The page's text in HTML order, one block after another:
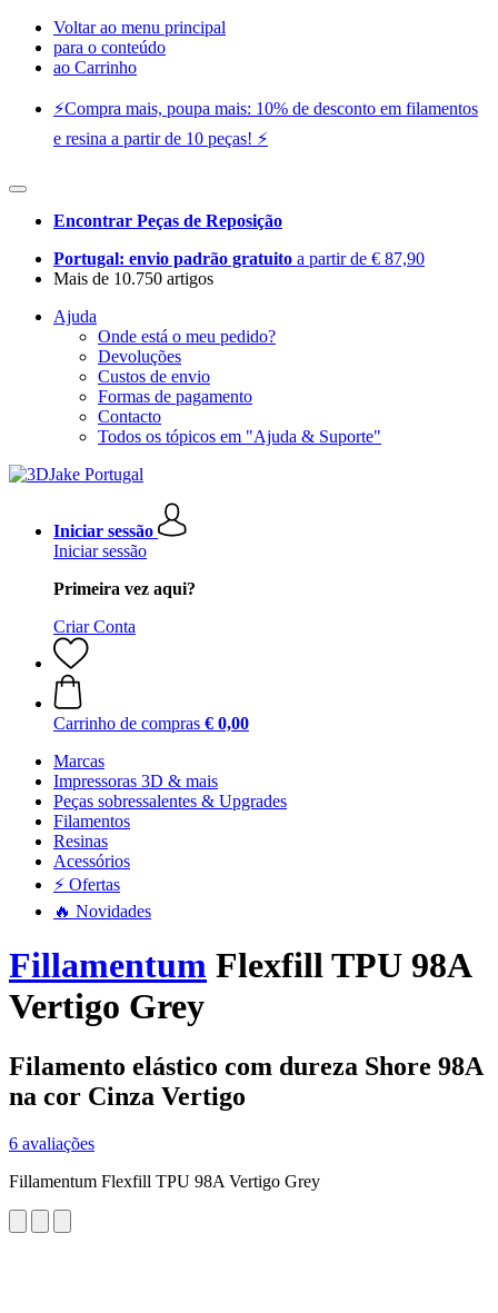
Voltar ao menu principal
para o conteúdo
ao Carrinho
⚡️Compra mais, poupa mais: 10% de desconto em filamentos
e resina a partir de 10 peças! ⚡️
Encontrar Peças de Reposição
Portugal: envio padrão gratuito a partir de € 87,90
Mais de 10.750 artigos
Ajuda
Onde está o meu pedido?
Devoluções
Custos de envio
Formas de pagamento
Contacto
Todos os tópicos em "Ajuda & Suporte"
Iniciar sessão
Iniciar sessão
Primeira vez aqui?
Criar Conta
Carrinho de compras € 0,00
Marcas
Impressoras 3D & mais
Peças sobressalentes & Upgrades
Filamentos
Resinas
Acessórios
⚡ Ofertas
🔥 Novidades
Fillamentum Flexfill TPU 98A
Vertigo Grey
Filamento elástico com dureza Shore 98A
na cor Cinza Vertigo
6 avaliações
Fillamentum Flexfill TPU 98A Vertigo Grey